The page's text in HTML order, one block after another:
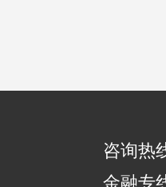
咨询热
金融专